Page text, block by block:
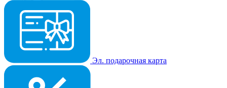
Эл. подарочная карта